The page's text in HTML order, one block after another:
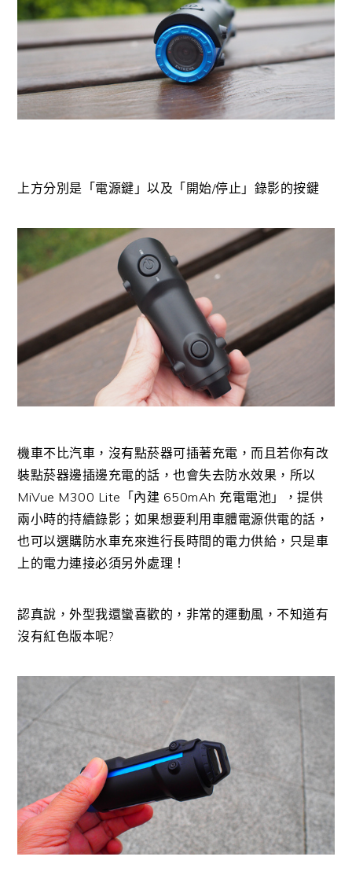
上方分別是「電源鍵」以及「開始/停止」錄影的按鍵
機車不比汽車，沒有點菸器可插著充電，而且若你有改
裝點菸器邊插邊充電的話，也會失去防水效果，所以
MiVue M300 Lite「內建 650mAh 充電電池」，提供
兩小時的持續錄影；如果想要利用車體電源供電的話，
也可以選購防水車充來進行長時間的電力供給，只是車
上的電力連接必須另外處理！
認真說，外型我還蠻喜歡的，非常的運動風，不知道有
沒有紅色版本呢?